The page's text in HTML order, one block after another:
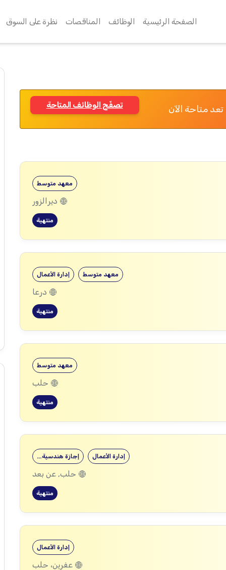
الصفحة الرئيسية الوظائف المناقصات نظرة على السوق
متاحة الآن تصفّح الوظائف المتاحة
معهد متوسط
ديرالزور
منتهية
إدارة الأعمال معهد متوسط
درعا
منتهية
معهد متوسط
حلب
منتهية
إجازة هندسية… إدارة الأعمال
حلب, عن بعد
منتهية
إدارة الأعمال
عفرين، حلب